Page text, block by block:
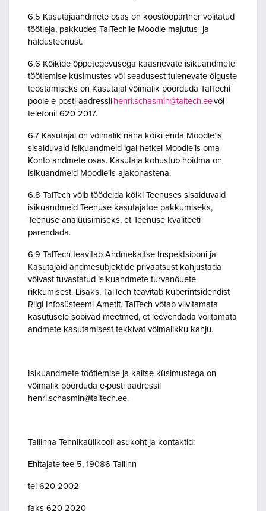
6.5 Kasutajaandmete osas on koostööpartner volitatud
töötleja, pakkudes TalTechile Moodle majutus- ja
haldusteenust.
6.6 Kõikide õppetegevusega kaasnevate isikuandmete
töötlemise küsimustes või seadusest tulenevate õiguste
teostamiseks on Kasutajal võimalik pöörduda TalTechi
poole e-posti aadressil henri.schasmin@taltech.eevõi
telefonil 620 2017.
6.7 Kasutajal on võimalik näha kõiki enda Moodle’is
sisalduvaid isikuandmeid igal hetkel Moodle’is oma
Konto andmete osas. Kasutaja kohustub hoidma on
isikuandmeid Moodle’is ajakohastena.
6.8 TalTech võib töödelda kõiki Teenuses sisalduvaid
isikuandmeid Teenuse kasutajatoe pakkumiseks,
Teenuse analüüsimiseks, et Teenuse kvaliteeti
parendada.
6.9 TalTech teavitab Andmekaitse Inspektsiooni ja
Kasutajaid andmesubjektide privaatsust kahjustada
võivast tuvastatud isikuandmete turvanõuete
rikkumisest. Lisaks, TalTech teavitab küberintsidendist
Riigi Infosüsteemi Ametit. TalTech võtab viivitamata
kasutusele sobivad meetmed, et leevendada volitamata
andmete kasutamisest tekkivat võimalikku kahju.
Isikuandmete töötlemise ja kaitse küsimustega on
võimalik pöörduda e-posti aadressil
henri.schasmin@taltech.ee.
Tallinna Tehnikaülikooli asukoht ja kontaktid:
Ehitajate tee 5, 19086 Tallinn
tel 620 2002
faks 620 2020